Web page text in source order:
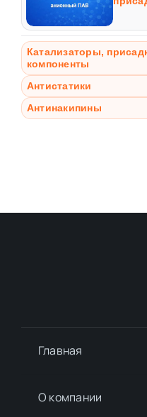
Катализаторы,
компоненты
Антистатики
Антинакипины
Главная
О компании